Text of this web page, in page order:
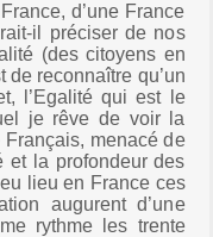
d’une France
il préciser de nos
(des citoyens en
de reconnaître qu’un
l’Egalité qui est le
je rêve de voir la
menacé de
et la profondeur des
lieu en France ces
augurent d’une
rythme les trente